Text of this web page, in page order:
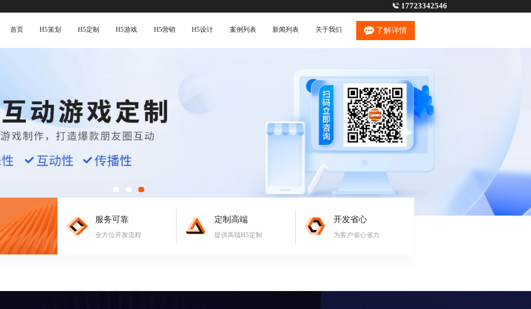
17723342546
首页 H5策划 H5定制 H5游戏 H5营销 H5设计 案例列表 新闻列表 关于我们 了解详情
服务可靠
全方位开发流程
定制高端
提供高端H5定制
开发省心
为客户省心省力